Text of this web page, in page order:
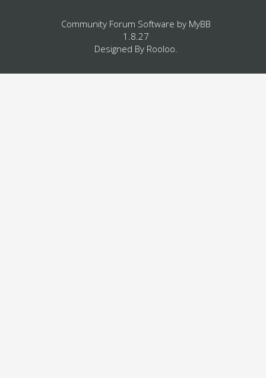
Community Forum Software by MyBB
1.8.27
Designed By Rooloo